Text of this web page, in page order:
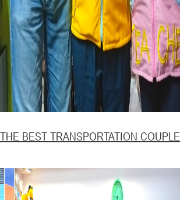
THE BEST TRANSPORTATION COUPLE